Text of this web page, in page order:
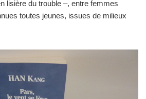
lisière du trouble –, entre femmes
toutes jeunes, issues de milieux